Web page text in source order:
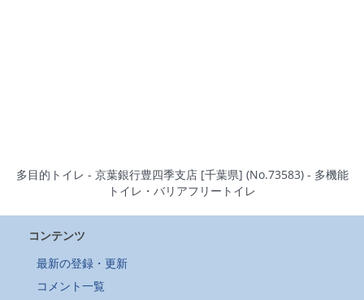
多目的トイレ - 京葉銀行豊四季支店 [千葉県] (No.73583) - 多機能
トイレ・バリアフリートイレ
コンテンツ
最新の登録・更新
コメント一覧